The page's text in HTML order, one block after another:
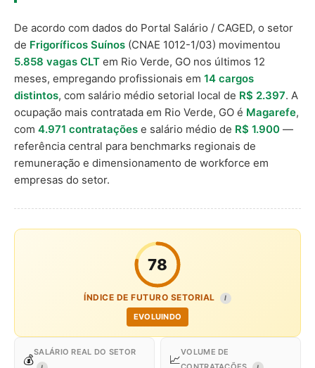
De acordo com dados do Portal Salário / CAGED, o setor
de Frigoríficos Suínos (CNAE 1012-1/03) movimentou
5.858 vagas CLT em Rio Verde, GO nos últimos 12
meses, empregando profissionais em 14 cargos
distintos, com salário médio setorial local de R$ 2.397. A
ocupação mais contratada em Rio Verde, GO é Magarefe,
com 4.971 contratações e salário médio de R$ 1.900 —
referência central para benchmarks regionais de
remuneração e dimensionamento de workforce em
empresas do setor.
78
ÍNDICE DE FUTURO SETORIAL I
EVOLUINDO
💰
SALÁRIO REAL DO SETOR
📈
VOLUME DE